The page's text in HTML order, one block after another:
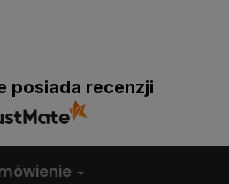
posiada recenzji